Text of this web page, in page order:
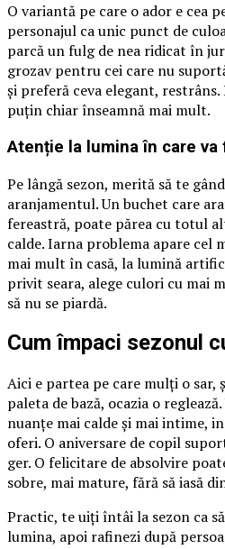
O variantă pe care o ador e cea
personajul ca unic punct de
parcă un fulg de nea ridicat în
grozav pentru cei care nu
și preferă ceva elegant,
puțin chiar înseamnă mai mult.
Atenție la lumina în care va
Pe lângă sezon, merită să te
aranjamentul. Un buchet care
fereastră, poate părea cu totul
calde. Iarna problema apare cel
mai mult în casă, la lumină
privit seara, alege culori cu mai
să nu se piardă.
Cum împaci sezonul
Aici e partea pe care mulți o sar,
paleta de bază, ocazia o
nuanțe mai calde și mai intime,
oferi. O aniversare de copil
ger. O felicitare de absolvire
sobre, mai mature, fără să iasă
Practic, te uiți întâi la sezon ca
lumina, apoi rafinezi după